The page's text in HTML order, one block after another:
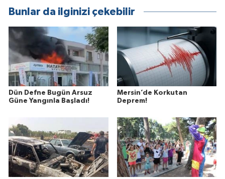
Bunlar da ilginizi çekebilir
Dün Defne Bugün Arsuz
Güne Yangınla Başladı!
Mersin’de Korkutan
Deprem!